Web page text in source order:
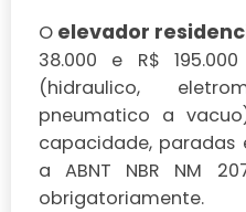
O elevador
38.000 e R$
(hidraulico,
pneumatico a
capacidade, paradas
a ABNT NBR NM
obrigatoriamente.